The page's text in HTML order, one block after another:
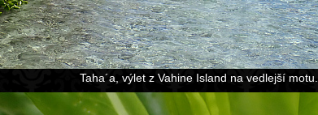
Taha´a, výlet z Vahine Island na vedlejší motu.